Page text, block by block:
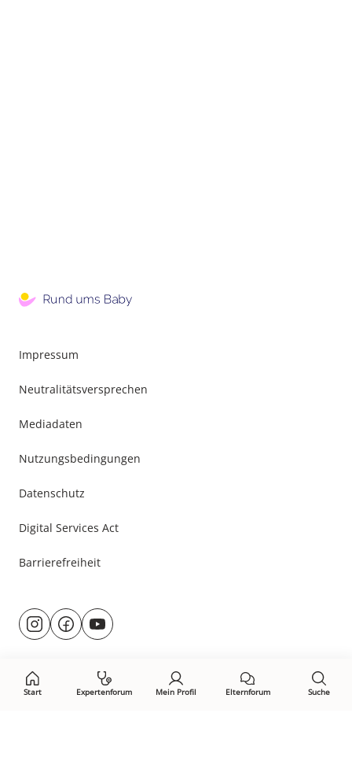
Start Expertenforum Mein Profil Elternforum Suche
Impressum
Neutralitätsversprechen
Mediadaten
Nutzungsbedingungen
Datenschutz
Digital Services Act
Barrierefreiheit
Besuche
uns@rund.ums.baby
facebook.com/rundumsbaby.de
youtube.com/@rundumsbaby_